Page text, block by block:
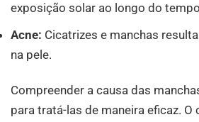
exposição solar ao longo do
Acne: Cicatrizes e manchas
na pele.
Compreender a causa das
para tratá-las de maneira eficaz. O